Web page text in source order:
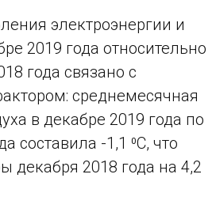
электроэнергии и
2019 года относительно
года связано с
среднемесячная
в декабре 2019 года по
составила -1,1 ⁰С, что
декабря 2018 года на 4,2